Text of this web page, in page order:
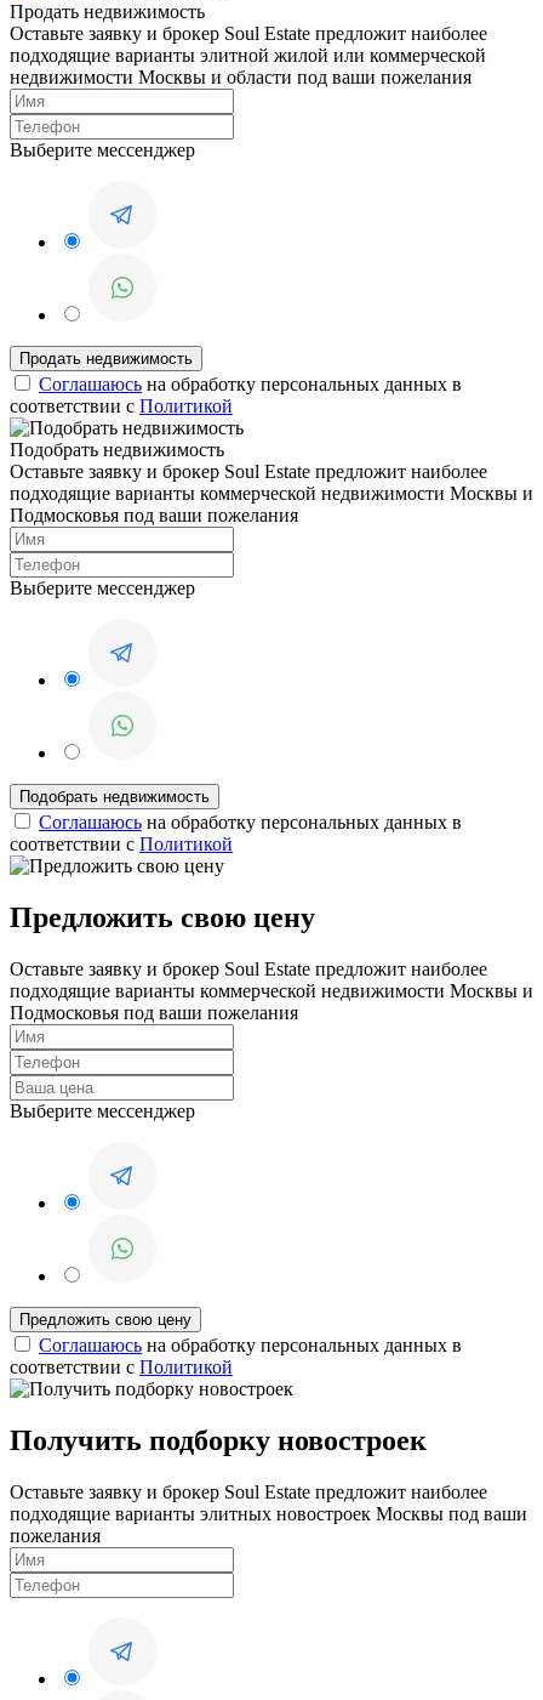
Продать недвижимость
Оставьте заявку и брокер Soul Estate предложит наиболее
подходящие варианты элитной жилой или коммерческой
недвижимости Москвы и области под ваши пожелания
Выберите мессенджер
Соглашаюсь на обработку персональных данных в
соответствии с Политикой
Подобрать недвижимость
Оставьте заявку и брокер Soul Estate предложит наиболее
подходящие варианты коммерческой недвижимости Москвы и
Подмосковья под ваши пожелания
Выберите мессенджер
Соглашаюсь на обработку персональных данных в
соответствии с Политикой
Предложить свою цену
Оставьте заявку и брокер Soul Estate предложит наиболее
подходящие варианты коммерческой недвижимости Москвы и
Подмосковья под ваши пожелания
Выберите мессенджер
Соглашаюсь на обработку персональных данных в
соответствии с Политикой
Получить подборку новостроек
Оставьте заявку и брокер Soul Estate предложит наиболее
подходящие варианты элитных новостроек Москвы под ваши
пожелания